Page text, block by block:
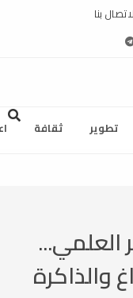
بنا
تطوير ثقافة
العلمي...
والذاكرة